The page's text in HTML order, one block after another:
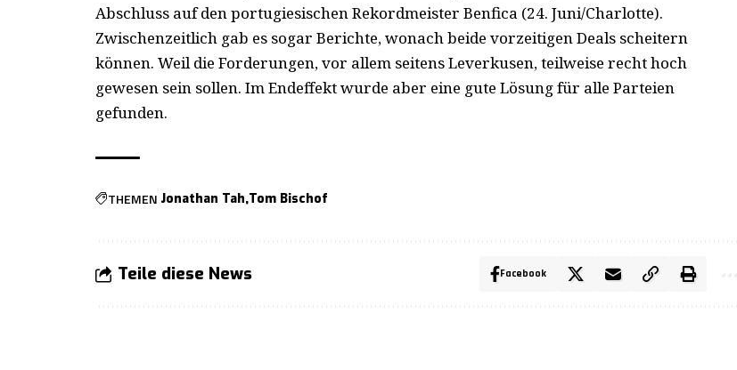
Abschluss auf den portugiesischen Rekordmeister Benfica (24. Juni/Charlotte).
Zwischenzeitlich gab es sogar Berichte, wonach beide vorzeitigen Deals scheitern
können. Weil die Forderungen, vor allem seitens Leverkusen, teilweise recht hoch
gewesen sein sollen. Im Endeffekt wurde aber eine gute Lösung für alle Parteien
gefunden.
THEMEN Jonathan Tah Tom Bischof
Teile diese News Facebook